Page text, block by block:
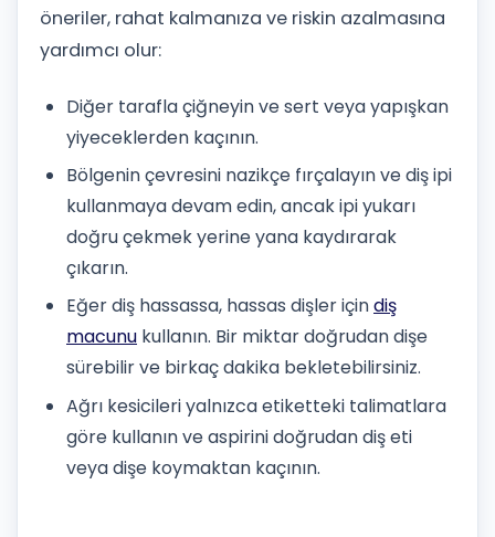
öneriler, rahat kalmanıza ve riskin azalmasına
yardımcı olur:
Diğer tarafla çiğneyin ve sert veya yapışkan
yiyeceklerden kaçının.
Bölgenin çevresini nazikçe fırçalayın ve diş ipi
kullanmaya devam edin, ancak ipi yukarı
doğru çekmek yerine yana kaydırarak
çıkarın.
Eğer diş hassassa, hassas dişler içindiş
macunu kullanın. Bir miktar doğrudan dişe
sürebilir ve birkaç dakika bekletebilirsiniz.
Ağrı kesicileri yalnızca etiketteki talimatlara
göre kullanın ve aspirini doğrudan diş eti
veya dişe koymaktan kaçının.